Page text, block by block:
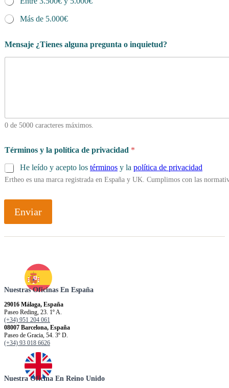
Más de 5.000€
Mensaje ¿Tienes alguna pregunta o inquietud?
0 de 5000 caracteres máximos.
Términos y la política de privacidad *
He leído y acepto los términos y la política de privacidad
Ertheo es una marca registrada en España y UK. Cumplimos con las
Enviar
Nuestras Oficinas En España
29016 Málaga, España
Paseo Reding, 23. 1º A.
(+34) 951 204 061
08007 Barcelona, España
Paseo de Gracia, 54. 3º D.
(+34) 93 018 6626
Nuestra Oficina En Reino Unido